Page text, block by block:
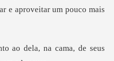
e apro
la, na cama, de seus